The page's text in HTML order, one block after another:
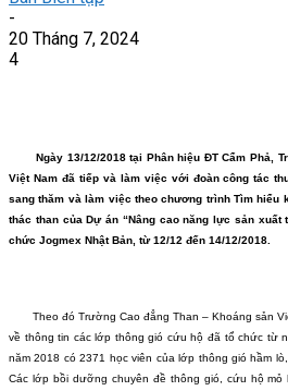
-
20 Tháng 7, 2024
4
Ngày 13/12/2018 tại Phân hiệu ĐT Cẩm Phả,
Việt Nam đã tiếp và làm việc với đoàn công tác
sang thăm và làm việc theo chương trình Tìm hiểu
thác than của Dự án “Nâng cao năng lực sản
chức Jogmex Nhật Bản, từ 12/12 đến 14/12/2018.
Theo đó Trường Cao đẳng Than – Khoáng sản
về thông tin các lớp thông gió cứu hộ đã tổ chức từ
năm 2018 có 2371 học viên của lớp thông gió hầm
Các lớp bồi dưỡng chuyên đề thông gió, cứu hộ